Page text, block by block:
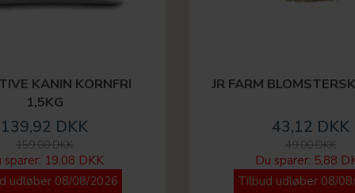
KANIN KORNFRI
1,5KG
139,92 DKK
159,00 DKK
sparer: 19,08 DKK
udløber 08/08/2026
JR FARM
43,12 DKK
49,00 DKK
Du sparer: 5,88
Tilbud udløber 08/